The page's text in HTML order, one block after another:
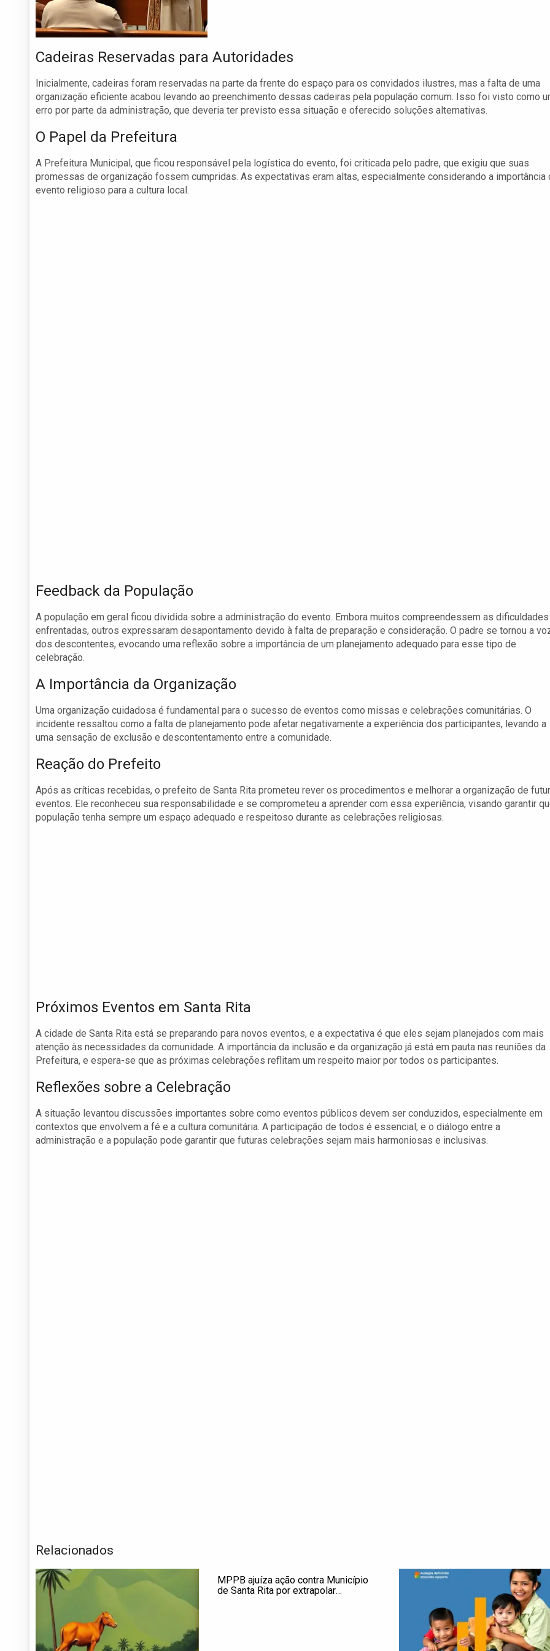
Cadeiras Reservadas para Autoridades
Inicialmente, cadeiras foram reservadas na parte da frente do espaço para os convidados ilustres, mas a falta de uma
organização eficiente acabou levando ao preenchimento dessas cadeiras pela população comum. Isso foi visto como
erro por parte da administração, que deveria ter previsto essa situação e oferecido soluções alternativas.
O Papel da Prefeitura
A Prefeitura Municipal, que ficou responsável pela logística do evento, foi criticada pelo padre, que exigiu que suas
promessas de organização fossem cumpridas. As expectativas eram altas, especialmente considerando a importância
evento religioso para a cultura local.
Feedback da População
A população em geral ficou dividida sobre a administração do evento. Embora muitos compreendessem as dificuldades
enfrentadas, outros expressaram desapontamento devido à falta de preparação e consideração. O padre se tornou a
dos descontentes, evocando uma reflexão sobre a importância de um planejamento adequado para esse tipo de
celebração.
A Importância da Organização
Uma organização cuidadosa é fundamental para o sucesso de eventos como missas e celebrações comunitárias. O
incidente ressaltou como a falta de planejamento pode afetar negativamente a experiência dos participantes, levando a
uma sensação de exclusão e descontentamento entre a comunidade.
Reação do Prefeito
Após as críticas recebidas, o prefeito de Santa Rita prometeu rever os procedimentos e melhorar a organização de
eventos. Ele reconheceu sua responsabilidade e se comprometeu a aprender com essa experiência, visando garantir
população tenha sempre um espaço adequado e respeitoso durante as celebrações religiosas.
Próximos Eventos em Santa Rita
A cidade de Santa Rita está se preparando para novos eventos, e a expectativa é que eles sejam planejados com mais
atenção às necessidades da comunidade. A importância da inclusão e da organização já está em pauta nas reuniões da
Prefeitura, e espera-se que as próximas celebrações reflitam um respeito maior por todos os participantes.
Reflexões sobre a Celebração
A situação levantou discussões importantes sobre como eventos públicos devem ser conduzidos, especialmente em
contextos que envolvem a fé e a cultura comunitária. A participação de todos é essencial, e o diálogo entre a
administração e a população pode garantir que futuras celebrações sejam mais harmoniosas e inclusivas.
Relacionados
MPPB ajuíza ação contra Município
de Santa Rita por extrapolar